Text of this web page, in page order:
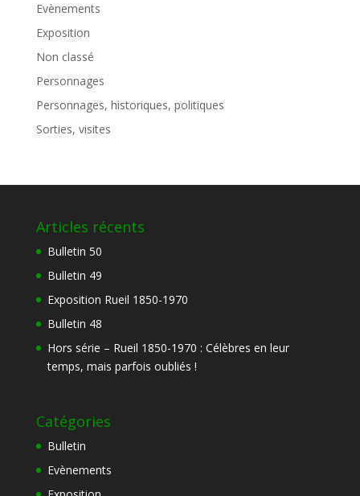
Evènements
Exposition
Non classé
Personnages
Personnages, historiques, politiques
Sorties, visites
Articles récents
Bulletin 50
Bulletin 49
Exposition Rueil 1850-1970
Bulletin 48
Hors série – Rueil 1850-1970 : Célèbres en leur
temps, mais parfois oubliés !
Catégories
Bulletin
Evènements